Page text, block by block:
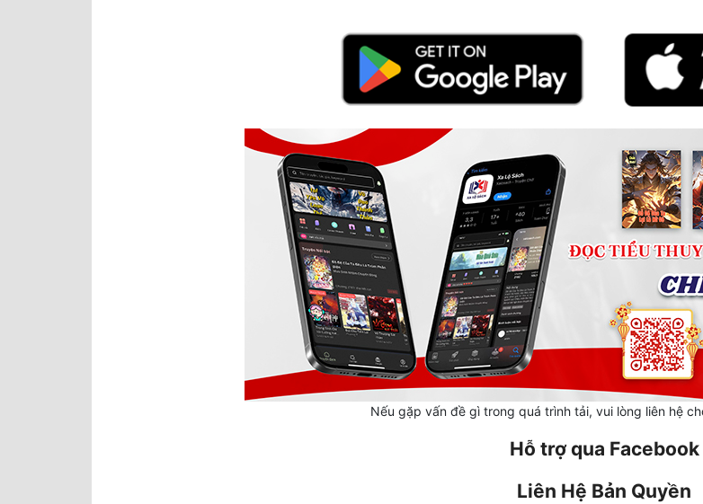
Nếu gặp vấn đề gì trong quá trình tải, vui lòng liên hệ
Hỗ trợ qua Facebook
Liên Hệ Bản Quyền